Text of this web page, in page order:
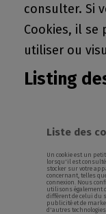
consulter. Si
Cookies, il se
utiliser ou
Listing
Liste des
Un cookie est un
lorsqu'il est
stocker sur votre
concernant, telles
connexion. Nous
utilisons également
différent de celui du
publicité et de
d'autres